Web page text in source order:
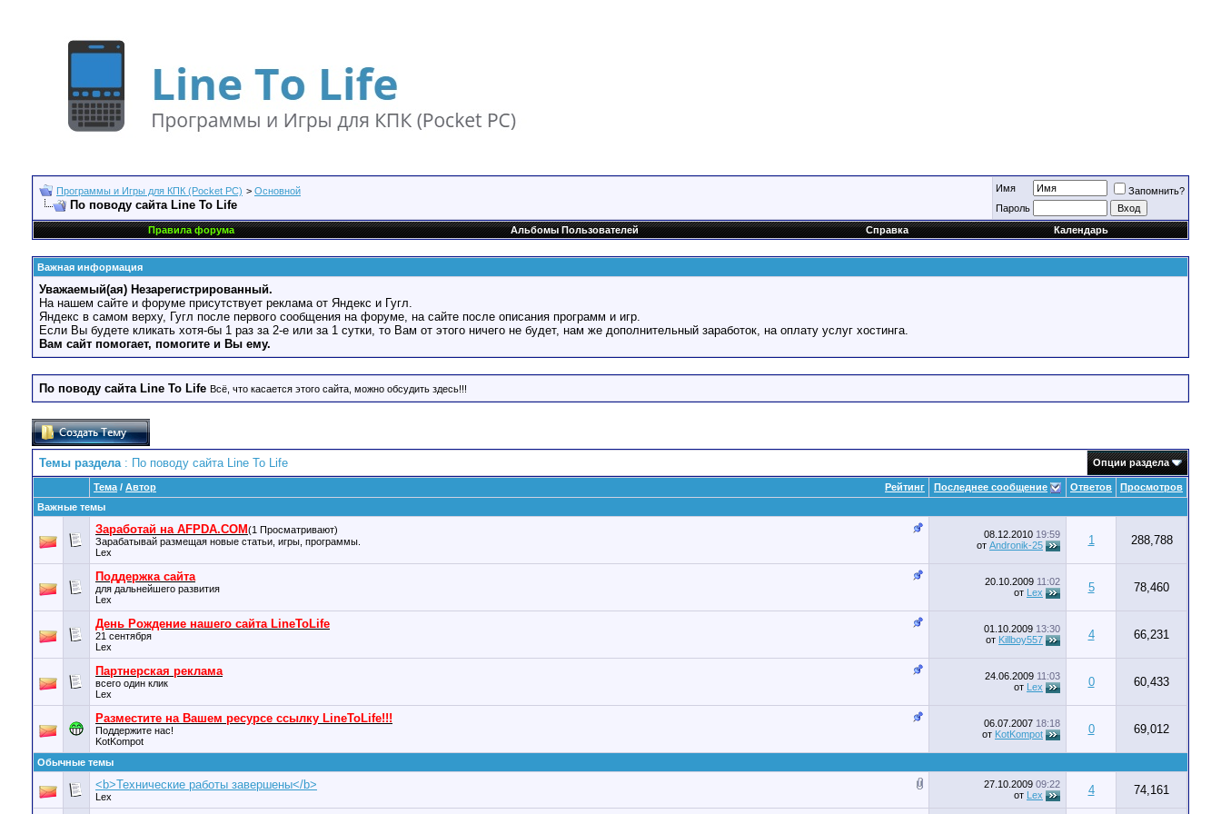
Программы и Игры для КПК (Pocket PC) > Основной
По поводу сайта Line To Life
Имя
Запомнить?
Пароль
Правила форума
Альбомы Пользователей Справка Календарь
Важная информация
Уважаемый(ая) Незарегистрированный.
На нашем сайте и форуме присутствует реклама от Яндекс и Гугл.
Яндекс в самом верху, Гугл после первого сообщения на форуме, на сайте после описания программ и игр.
Если Вы будете кликать хотя-бы 1 раз за 2-е или за 1 сутки, то Вам от этого ничего не будет, нам же дополнительный заработок, на оплату услуг хостинга.
Вам сайт помогает, помогите и Вы ему.
По поводу сайта Line To Life Всё, что касается этого сайта, можно обсудить здесь!!!
Темы раздела: По поводу сайта Line To Life Опции раздела
Рейтинг
Тема / Автор Последнее сообщение Ответов
Просмотров
Важные темы
Заработай на AFPDA.COM(1 Просматривают)
Зарабатывай размещая новые статьи, игры, программы.
Lex
08.12.2010 19:59
от Andronik-25 1 288,788
Поддержка сайта
для дальнейшего развития
Lex
20.10.2009 11:02
от Lex 5 78,460
День Рождение нашего сайта LineToLife
21 сентября
Lex
01.10.2009 13:30
от Killboy557 4 66,231
Партнерская реклама
всего один клик
Lex
24.06.2009 11:03
от Lex 0 60,433
Разместите на Вашем ресурсе ссылку LineToLife!!!
Поддержите нас!
KotKompot
06.07.2007 18:18
от KotKompot 0 69,012
Обычные темы
<b>Технические работы завершены</b>
Lex
27.10.2009 09:22
от Lex 4 74,161